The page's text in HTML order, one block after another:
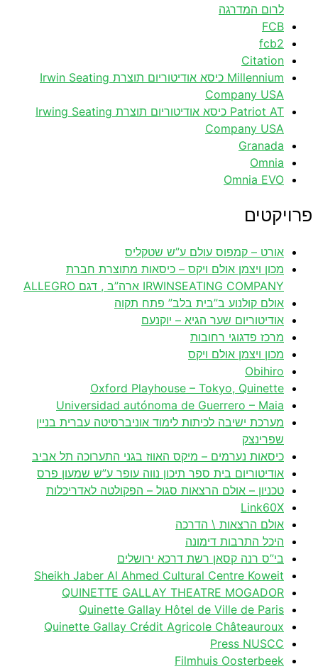
לרום המדרגה
FCB
fcb2
Citation
Millennium כיסא אודיטוריום תוצרת Irwin Seating
Company USA
Patriot AT כיסא אודיטוריום תוצרת Irwing Seating
Company USA
Granada
Omnia
Omnia EVO
פרויקטים
אורט – קמפוס עולם ע”ש שטקליס
מכון ויצמן אולם ויקס – כיסאות מתוצרת חברת
IRWINSEATING COMPANY ארה”ב , דגם ALLEGRO
אולם קולנוע ב”בית בלב” פתח תקוה
אודיטוריום שער הגיא – יוקנעם
מרכז פדגוגי רחובות
מכון ויצמן אולם ויקס
Obihiro
Oxford Playhouse – Tokyo, Quinette
Universidad autónoma de Guerrero – Maia
מערכת ישיבה לכיתות לימוד אוניברסיטה עברית בניין
שפרינצק
כיסאות נערמים – מיקס האווז בגני התערוכה תל אביב
אודיטוריום בית ספר תיכון נווה עופר ע”ש שמעון פרס
טכניון – אולם הרצאות סגול – הפקולטה לאדריכלות
Link60X
אולם הרצאות \ הדרכה
היכל התרבות דימונה
בי”ס רנה קסאן רשת דרכא ירושלים
Sheikh Jaber Al Ahmed Cultural Centre Koweit
QUINETTE GALLAY THEATRE MOGADOR
Quinette Gallay Hôtel de Ville de Paris
Quinette Gallay Crédit Agricole Châteauroux
Press NUSCC
Filmhuis Oosterbeek